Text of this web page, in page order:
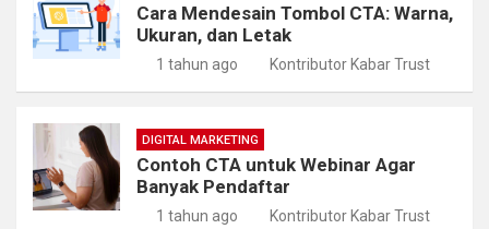
Cara Mendesain Tombol CTA: Warna,
Ukuran, dan Letak
1 tahun ago Kontributor Kabar Trust
DIGITAL MARKETING
Contoh CTA untuk Webinar Agar
Banyak Pendaftar
1 tahun ago Kontributor Kabar Trust